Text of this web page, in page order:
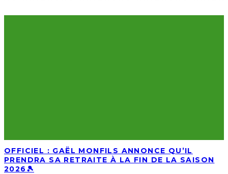
OFFICIEL : GAËL MONFILS ANNONCE QU’IL
PRENDRA SA RETRAITE À LA FIN DE LA SAISON
2026🎾